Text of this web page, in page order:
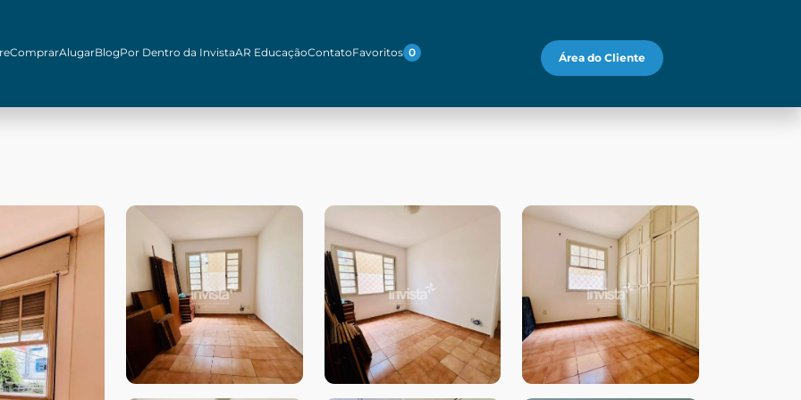
ComprarAlugarBlogPor Dentro da InvistaAR EducaçãoContatoFavoritos 0 Área do Cliente